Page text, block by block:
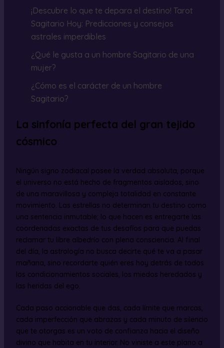
¡Descubre lo que te depara el destino! Tarot
Sagitario Hoy: Predicciones y consejos
astrales imperdibles
¿Qué le gusta a un hombre Sagitario de una
mujer?
¿Cómo es el carácter de un hombre
Sagitario?
La sinfonía perfecta del gran tejido
cósmico
Ningún signo zodiacal posee la verdad absoluta, porque
el universo no está hecho de fragmentos aislados, sino
de una maravillosa y compleja totalidad en constante
movimiento. Las estrellas no determinan tu destino como
una sentencia inmutable; lo que hacen es entregarte las
coordenadas exactas de tus desafíos para que puedas
reclamar tu libre albedrío con plena consciencia. Al final
del día, la astrología no busca decirte qué te va a pasar
mañana, sino recordarte quién eres hoy detrás de todos
los condicionamientos sociales, los miedos heredados y
las heridas del ego.
Cada paso accionable que das, cada límite que marcas,
cada imperfección que abrazas y cada minuto de silencio
que te otorgas es un voto de confianza hacia el diseño
divino que habita en tu interior. No viniste a este plano a